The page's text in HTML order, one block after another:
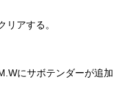
リアする。
にサボテンダーが追加